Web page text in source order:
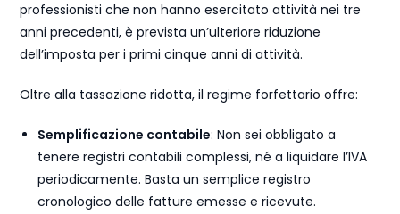
professionisti che non hanno esercitato attività nei tre
anni precedenti, è prevista un’ulteriore riduzione
dell’imposta per i primi cinque anni di attività.
Oltre alla tassazione ridotta, il regime forfettario offre:
Semplificazione contabile: Non sei obbligato a
tenere registri contabili complessi, né a liquidare l’IVA
periodicamente. Basta un semplice registro
cronologico delle fatture emesse e ricevute.